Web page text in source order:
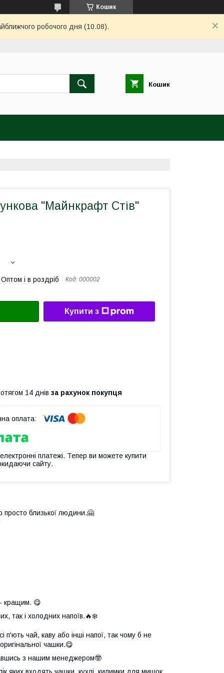
Кошик
робочого дня (10.08).
Кошик
"Майнкрафт Стів"
Оптом і в роздріб Код: 000002
Купити з
14 днів за рахунок покупця
платежі. Тепер ви можете купити
сайту.
близької людини.🤗
кращим. 😋
так і холодних напоїв.🔥❄️
чай, каву або інші напої, так чому б не
чашки.😋
з нашим менеджером🤓
яких входять чашки, кухлі, килимки для мишок,